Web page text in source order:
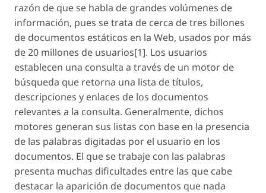
razón de que se habla de grandes volúmenes de
información, pues se trata de cerca de tres billones
de documentos estáticos en la Web, usados por más
de 20 millones de usuarios[1]. Los usuarios
establecen una consulta a través de un motor de
búsqueda que retorna una lista de títulos,
descripciones y enlaces de los documentos
relevantes a la consulta. Generalmente, dichos
motores generan sus listas con base en la presencia
de las palabras digitadas por el usuario en los
documentos. El que se trabaje con las palabras
presenta muchas dificultades entre las que cabe
destacar la aparición de documentos que nada